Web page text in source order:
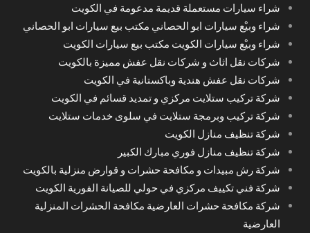
شراء سيارات مستعملة قديمة مدعومة في الكويت
شراء وبيْع سيارات ابو الحصاني مكتب بيع سيارات ابو الحصاني
شراء وبيْع سيارات الكويت مكتب بيع سيارات الكويت
شركات نقل اثاث و شركات نقل عفش مميزة بالكويت
شركات نقل عفش هندية وباكستانية في الكويت
شركة تركيب ستلايت مركزي و تمديد قسائم في الكويت
شركة تركيب وبرمجة ستلايت في سلوى خدمات ستلايت
شركة تنظيف منازل الكويت
شركة تنظيف منازل فوري مبارك الكبير
شركة رش مبيدات و مكافحة حشرات و قوارض منزلية بالكويت
شركة فني تكييف مركزي في حولي للصيانة الفورية الكويت
شركة مكافحة حشرات العارضية مكافحة الحشرات المنزلية
العارضية